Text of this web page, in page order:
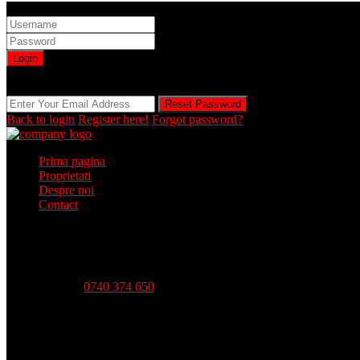
Login
Reset Password
Back to login Register here! Forgot password?
Prima pagina
Proprietati
Despre noi
Contact
0740 374 650